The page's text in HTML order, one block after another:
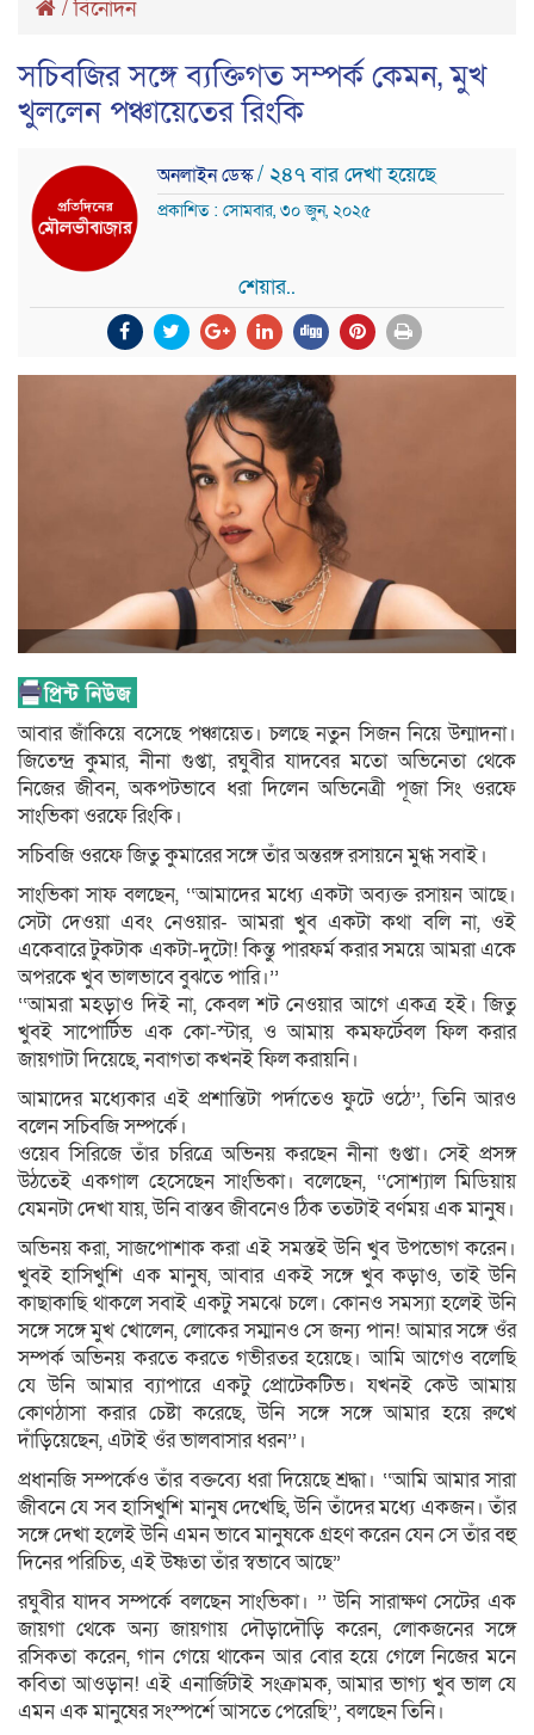
/বিনোদন
সচিবজির সঙ্গে ব্যক্তিগত সম্পর্ক কেমন, মুখ
খুললেন পঞ্চায়েতের রিংকি
অনলাইন ডেস্ক/ ২৪৭ বার দেখা হয়েছে
প্রকাশিত : সোমবার, ৩০ জুন, ২০২৫
শেয়ার..
আবার জাঁকিয়ে বসেছে পঞ্চায়েত। চলছে নতুন সিজন নিয়ে উন্মাদনা।
জিতেন্দ্র কুমার, নীনা গুপ্তা, রঘুবীর যাদবের মতো অভিনেতা থেকে
নিজের জীবন, অকপটভাবে ধরা দিলেন অভিনেত্রী পূজা সিং ওরফে
সাংভিকা ওরফে রিংকি।
সচিবজি ওরফে জিতু কুমারের সঙ্গে তাঁর অন্তরঙ্গ রসায়নে মুগ্ধ সবাই।
সাংভিকা সাফ বলছেন, ‘‘আমাদের মধ্যে একটা অব্যক্ত রসায়ন আছে।
সেটা দেওয়া এবং নেওয়ার- আমরা খুব একটা কথা বলি না, ওই
একেবারে টুকটাক একটা-দুটো! কিন্তু পারফর্ম করার সময়ে আমরা একে
অপরকে খুব ভালভাবে বুঝতে পারি।’’
‘‘আমরা মহড়াও দিই না, কেবল শট নেওয়ার আগে একত্র হই। জিতু
খুবই সাপোর্টিভ এক কো-স্টার, ও আমায় কমফর্টেবল ফিল করার
জায়গাটা দিয়েছে, নবাগতা কখনই ফিল করায়নি।
আমাদের মধ্যেকার এই প্রশান্তিটা পর্দাতেও ফুটে ওঠে’’, তিনি আরও
বলেন সচিবজি সম্পর্কে।
ওয়েব সিরিজে তাঁর চরিত্রে অভিনয় করছেন নীনা গুপ্তা। সেই প্রসঙ্গ
উঠতেই একগাল হেসেছেন সাংভিকা। বলেছেন, ‘‘সোশ্যাল মিডিয়ায়
যেমনটা দেখা যায়, উনি বাস্তব জীবনেও ঠিক ততটাই বর্ণময় এক মানুষ।
অভিনয় করা, সাজপোশাক করা এই সমস্তই উনি খুব উপভোগ করেন।
খুবই হাসিখুশি এক মানুষ, আবার একই সঙ্গে খুব কড়াও, তাই উনি
কাছাকাছি থাকলে সবাই একটু সমঝে চলে। কোনও সমস্যা হলেই উনি
সঙ্গে সঙ্গে মুখ খোলেন, লোকের সম্মানও সে জন্য পান! আমার সঙ্গে ওঁর
সম্পর্ক অভিনয় করতে করতে গভীরতর হয়েছে। আমি আগেও বলেছি
যে উনি আমার ব্যাপারে একটু প্রোটেকটিভ। যখনই কেউ আমায়
কোণঠাসা করার চেষ্টা করেছে, উনি সঙ্গে সঙ্গে আমার হয়ে রুখে
দাঁড়িয়েছেন, এটাই ওঁর ভালবাসার ধরন’’।
প্রধানজি সম্পর্কেও তাঁর বক্তব্যে ধরা দিয়েছে শ্রদ্ধা। ‘‘আমি আমার সারা
জীবনে যে সব হাসিখুশি মানুষ দেখেছি, উনি তাঁদের মধ্যে একজন। তাঁর
সঙ্গে দেখা হলেই উনি এমন ভাবে মানুষকে গ্রহণ করেন যেন সে তাঁর বহু
দিনের পরিচিত, এই উষ্ণতা তাঁর স্বভাবে আছে”
রঘুবীর যাদব সম্পর্কে বলছেন সাংভিকা। ’’ উনি সারাক্ষণ সেটের এক
জায়গা থেকে অন্য জায়গায় দৌড়াদৌড়ি করেন, লোকজনের সঙ্গে
রসিকতা করেন, গান গেয়ে থাকেন আর বোর হয়ে গেলে নিজের মনে
কবিতা আওড়ান! এই এনার্জিটাই সংক্রামক, আমার ভাগ্য খুব ভাল যে
এমন এক মানুষের সংস্পর্শে আসতে পেরেছি’’, বলছেন তিনি।